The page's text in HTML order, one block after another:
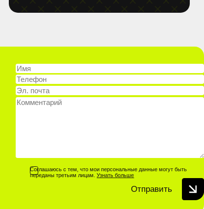
Соглашаюсь с тем, что мои персональные данные могут быть
переданы третьим лицам.Узнать больше
Отправить